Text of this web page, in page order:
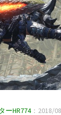
ーHR774：2018/